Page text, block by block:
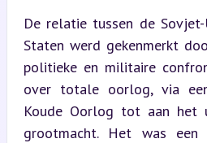
De relatie tussen de
Staten werd gekenmerkt
politieke en militaire
over totale oorlog, via
Koude Oorlog tot aan het
grootmacht. Het was een